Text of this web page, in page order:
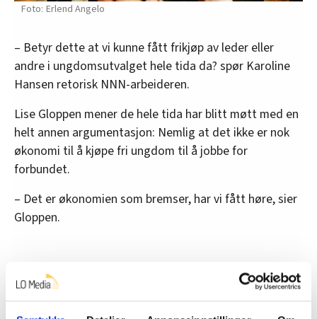
Erlend Angelo
– Betyr dette at vi kunne fått frikjøp av leder eller
andre i ungdomsutvalget hele tida da? spør Karoline
Hansen retorisk NNN-arbeideren.
Lise Gloppen mener de hele tida har blitt møtt med en
helt annen argumentasjon: Nemlig at det ikke er nok
økonomi til å kjøpe fri ungdom til å jobbe for
forbundet.
– Det er økonomien som bremser, har vi fått høre, sier
Gloppen.
Får ett ekstra medlem
Ungdommen «vant» derimot en siste sak. Det vil si;